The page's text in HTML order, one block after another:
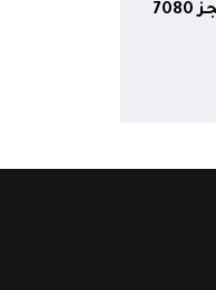
شرطة تيسمسيلت تفكك شبكتين إجراميتين وتحجز 7080